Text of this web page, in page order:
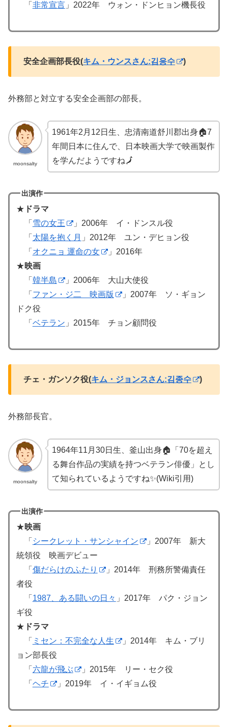
「 非常宣言」2022年 ウォン・ドンヒョン機長役
安全企画部長役(キム・ウンスさん:김응수 )
外務部と対立する安全企画部の部長。
moonsalty
1961年2月12日生、忠清南道舒川郡出身🏠7
年間日本に住んで、日本映画大学で映画製作
を学んだようですね🗾
出演作
★ ドラマ
「 雪の女王
」2006年 イ・ドンスル役
「 太陽を抱く月 」2012年 ユン・デヒョン役
「 オクニョ 運命の女
」2016年
★映画
「 韓半島
」2006年 大山大使役
「 ファン・ジ二 映画版
」2007年 ソ・ギョン
ドク役
「 ベテラン 」2015年 チョン顧問役
チェ・ガンソク役(キム・ジョンスさん:김종수 )
外務部長官。
moonsalty
1964年11月30日生、釜山出身🏠「70を超え
る舞台作品の実績を持つベテラン俳優」とし
て知られているようですね✨(Wiki引用)
出演作
★映画
「 シークレット・サンシャイン
」2007年 新大
統領役 映画デビュー
「 傷だらけのふたり
」2014年 刑務所警備責任
者役
「 1987、ある闘いの日々 」2017年 パク・ジョン
ギ役
★ ドラマ
「 ミセン：不完全な人生
」2014年 キム・ブリ
ョン部長役
「 六龍が飛ぶ
」2015年 リー・セク役
「 ヘチ 」2019年 イ・イギョム役